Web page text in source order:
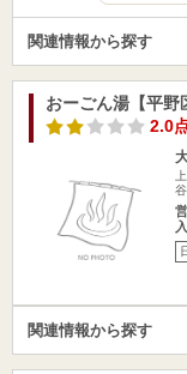
関連情報から探す
おーごん湯【平野
2.0
関連情報から探す